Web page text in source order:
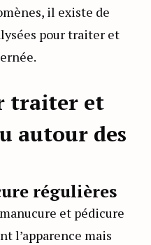
il existe de
pour traiter et
traiter et
autour des
régulières
et pédicure
l’apparence mais